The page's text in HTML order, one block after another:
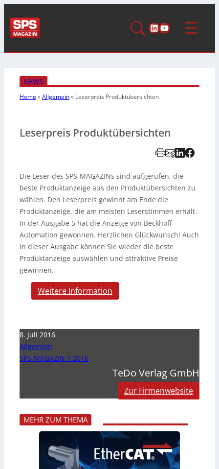
LinkedIn
YouTube
NEWS
Home»Allgemein» Leserpreis Produktübersichten
Leserpreis Produktübersichten
Die Leser des SPS-MAGAZINs sind aufgerufen, die
beste Produktanzeige aus den Produktübersichten zu
wählen. Den Leserpreis gewinnt am Ende die
Produktanzeige, die am meisten Leserstimmen erhält.
In der Ausgabe 5 hat die Anzeige von Beckhoff
Automation gewonnen. Herzlichen Glückwunsch! Auch
in dieser Ausgabe können Sie wieder die beste
Produktanzeige auswählen und attraktive Preise
gewinnen.
Weitere Information
8. Juli 2016
Allgemein
SPS-MAGAZIN 7 2016
TeDo Verlag GmbH
Zur Firmenwebsite
MEHR ZUM THEMA